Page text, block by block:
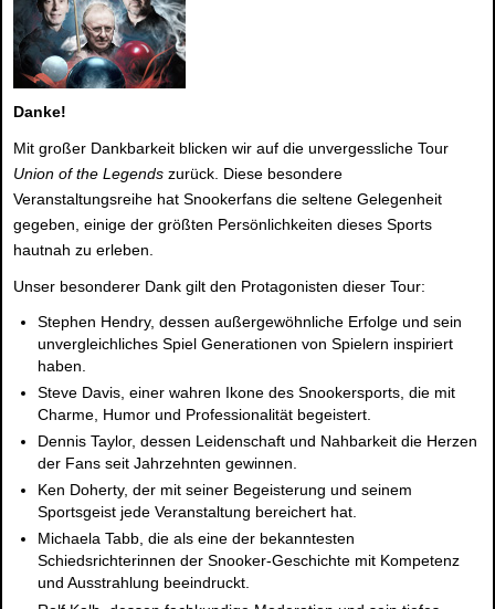
Danke!
Mit großer Dankbarkeit blicken wir auf die unvergessliche Tour
Union of the Legends zurück. Diese besondere
Veranstaltungsreihe hat Snookerfans die seltene Gelegenheit
gegeben, einige der größten Persönlichkeiten dieses Sports
hautnah zu erleben.
Unser besonderer Dank gilt den Protagonisten dieser Tour:
Stephen Hendry, dessen außergewöhnliche Erfolge und sein
unvergleichliches Spiel Generationen von Spielern inspiriert
haben.
Steve Davis , einer wahren Ikone des Snookersports, die mit
Charme, Humor und Professionalität begeistert.
Dennis Taylor, dessen Leidenschaft und Nahbarkeit die Herzen
der Fans seit Jahrzehnten gewinnen.
Ken Doherty, der mit seiner Begeisterung und seinem
Sportsgeist jede Veranstaltung bereichert hat.
Michaela Tabb, die als eine der bekanntesten
Schiedsrichterinnen der Snooker-Geschichte mit Kompetenz
und Ausstrahlung beeindruckt.